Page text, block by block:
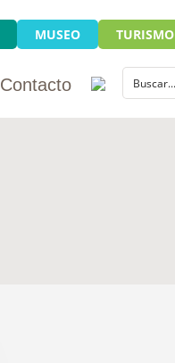
MUSEO TURISMO
Contacto